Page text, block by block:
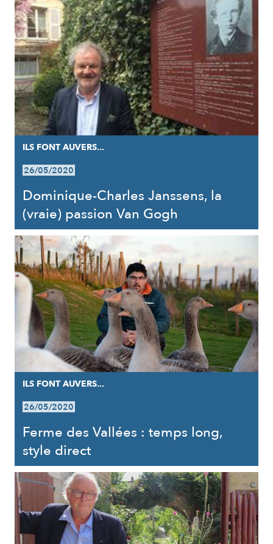
ILS FONT AUVERS...
26/05/2020
Dominique-Charles Janssens, la
(vraie) passion Van Gogh
ILS FONT AUVERS...
26/05/2020
Ferme des Vallées : temps long,
style direct